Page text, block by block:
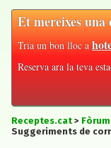
Et mereixes una
Tria un bon lloc a
Reserva ara la teva
Receptes.cat > Fòrum
Suggeriments de